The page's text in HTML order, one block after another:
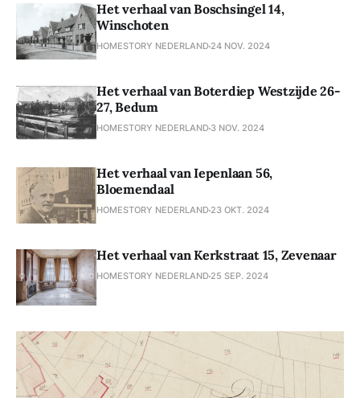
Het verhaal van Boschsingel 14,
Winschoten
HOMESTORY NEDERLAND 24 NOV. 2024
Het verhaal van Boterdiep Westzijde 26-
27, Bedum
HOMESTORY NEDERLAND 3 NOV. 2024
Het verhaal van Iepenlaan 56,
Bloemendaal
HOMESTORY NEDERLAND 23 OKT. 2024
Het verhaal van Kerkstraat 15, Zevenaar
HOMESTORY NEDERLAND 25 SEP. 2024